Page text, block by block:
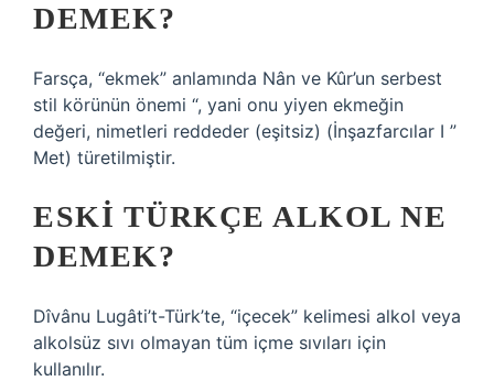
DEMEK?
Farsça, “ekmek” anlamında Nân ve Kûr’un serbest
stil körünün önemi “, yani onu yiyen ekmeğin
değeri, nimetleri reddeder (eşitsiz) (İnşazfarcılar I ”
Met) türetilmiştir.
ESKI TÜRKÇE ALKOL NE
DEMEK?
Dîvânu Lugâti’t-Türk’te, “içecek” kelimesi alkol veya
alkolsüz sıvı olmayan tüm içme sıvıları için
kullanılır.